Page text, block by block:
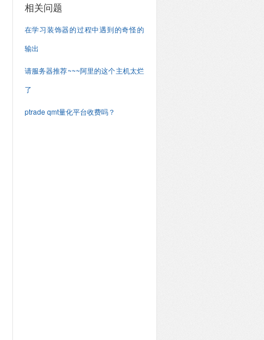
相关问题
在学习装饰器的过程中遇到的奇怪的
输出
请服务器推荐~~~阿里的这个主机太烂
了
ptrade qmt量化平台收费吗？